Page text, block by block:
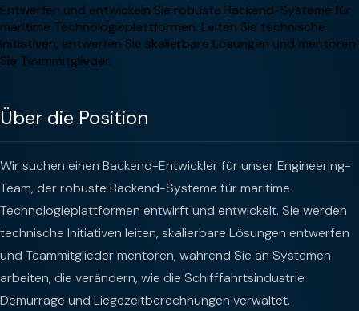
Entwerfen und entwickeln Sie robuste Backend-Systeme für
maritime Technologieplattformen. Leiten Sie technische
Initiativen, entwerfen Sie skalierbare Lösungen und mentoren
Sie Teammitglieder.
Über die Position
Wir suchen einen Backend-Entwickler für unser Engineering-
Team, der robuste Backend-Systeme für maritime
Technologieplattformen entwirft und entwickelt. Sie werden
technische Initiativen leiten, skalierbare Lösungen entwerfen
und Teammitglieder mentoren, während Sie an Systemen
arbeiten, die verändern, wie die Schifffahrtsindustrie
Demurrage und Liegezeitberechnungen verwaltet.